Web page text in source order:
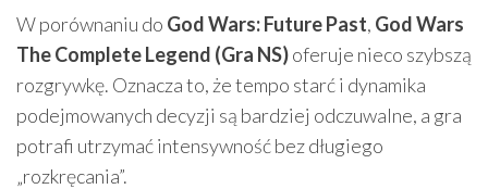
W porównaniu do God Wars: Future Past, God Wars
The Complete Legend (Gra NS)oferuje nieco szybszą
rozgrywkę. Oznacza to, że tempo starć i dynamika
podejmowanych decyzji są bardziej odczuwalne, a gra
potrafi utrzymać intensywność bez długiego
„rozkręcania”.